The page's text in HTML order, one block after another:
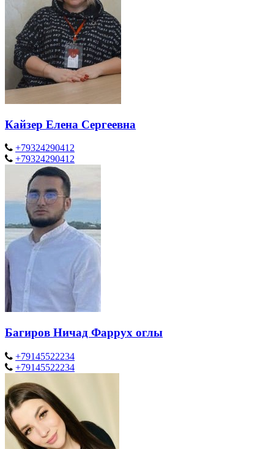
Кайзер Елена Сергеевна
+79324290412
+79324290412
Багиров Ничад Фаррух оглы
+79145522234
+79145522234